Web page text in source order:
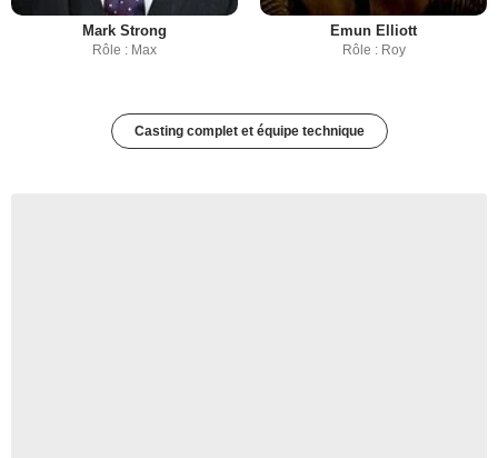
Mark Strong
Rôle : Max
Emun Elliott
Rôle : Roy
Casting complet et équipe technique